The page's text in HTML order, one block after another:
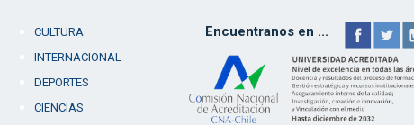
CULTURA
INTERNACIONAL
DEPORTES
CIENCIAS
Encuentranos en ...